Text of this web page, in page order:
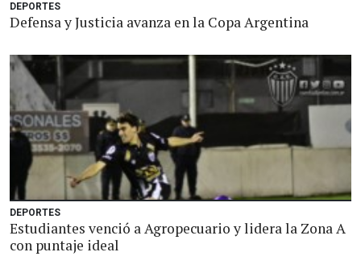
DEPORTES
Defensa y Justicia avanza en la Copa Argentina
DEPORTES
Estudiantes venció a Agropecuario y lidera la Zona A
con puntaje ideal